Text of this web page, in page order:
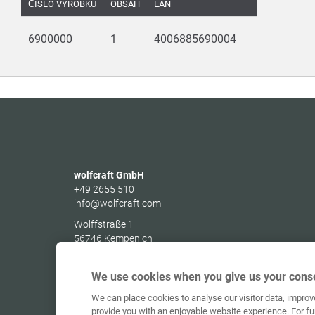
ČÍSLO VÝROBKU OBSAH EAN
6900000 1 4006885690004
wolfcraft GmbH
+49 2655 510
info@wolfcraft.com
Wolffstraße 1
56746 Kempenich
We use cookies when you give us your
We can place cookies to analyse our visitor data,
provide you with an enjoyable website experience. For